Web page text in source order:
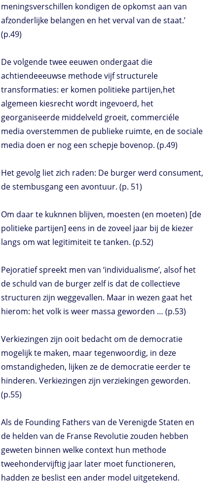
meningsverschillen kondigen de opkomst aan van
afzonderlijke belangen en het verval van de staat.’
(p.49)
De volgende twee eeuwen ondergaat die
achtiendeeeuwse methode vijf structurele
transformaties: er komen politieke partijen,het
algemeen kiesrecht wordt ingevoerd, het
georganiseerde middelveld groeit, commerciéle
media overstemmen de publieke ruimte, en de sociale
media doen er nog een schepje bovenop. (p.49)
Het gevolg liet zich raden: De burger werd consument,
de stembusgang een avontuur. (p. 51)
Om daar te kuknnen blijven, moesten (en moeten) [de
politieke partijen] eens in de zoveel jaar bij de kiezer
langs om wat legitimiteit te tanken. (p.52)
Pejoratief spreekt men van ‘individualisme’, alsof het
de schuld van de burger zelf is dat de collectieve
structuren zijn weggevallen. Maar in wezen gaat het
hierom: het volk is weer massa geworden … (p.53)
Verkiezingen zijn ooit bedacht om de democratie
mogelijk te maken, maar tegenwoordig, in deze
omstandigheden, lijken ze de democratie eerder te
hinderen. Verkiezingen zijn verziekingen geworden.
(p.55)
Als de Founding Fathers van de Verenigde Staten en
de helden van de Franse Revolutie zouden hebben
geweten binnen welke context hun methode
tweehondervijftig jaar later moet functioneren,
hadden ze beslist een ander model uitgetekend.